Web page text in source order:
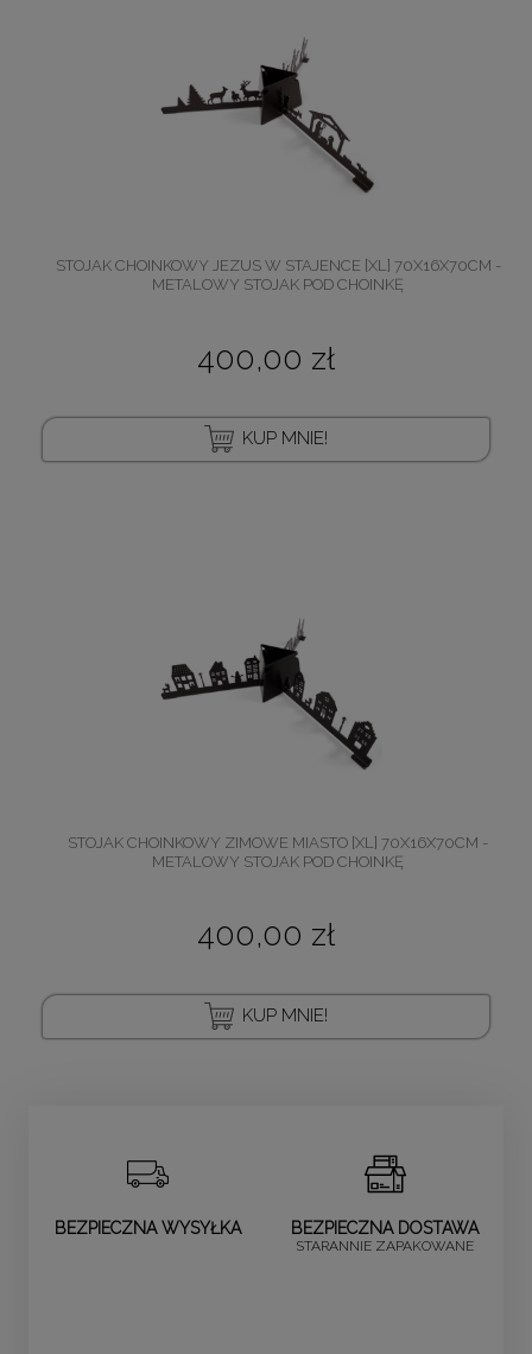
STOJAK CHOINKOWY JEZUS W STAJENCE [XL] 70X16X70CM -
METALOWY STOJAK POD CHOINKĘ
400,00 zł
KUP MNIE!
STOJAK CHOINKOWY ZIMOWE MIASTO [XL] 70X16X70CM -
METALOWY STOJAK POD CHOINKĘ
400,00 zł
KUP MNIE!
BEZPIECZNA WYSYŁKA BEZPIECZNA DOSTAWA
STARANNIE ZAPAKOWANE